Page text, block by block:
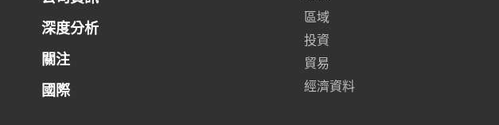
深度分析
關注
國際
區域
投資
貿易
經濟資料